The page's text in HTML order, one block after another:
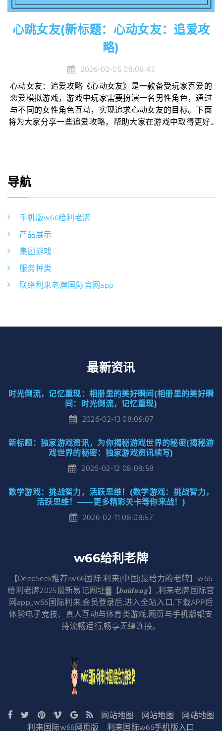
心跳女友(新标题：心动女友：追爱攻
略)
2026-02-05 08:08:43
心动女友：追爱攻略《心动女友》是一款备受玩家喜爱的
恋爱模拟游戏，游戏中玩家需要扮演一名男性角色，通过
与不同的女性角色互动，实现追求心动女友的目标。下面
将为大家分享一些追爱攻略，帮助大家在游戏中取得更好...
导航
手机版w66给利老牌
产品展示
集团游戏
服务种类
联络利来老牌国际官网app
最新资讯
时光倒流，记忆重现：相册里的美好瞬间(相册里的美好瞬
间：时光倒流，记忆重现)
2026-02-13 08:09:07
新标题：独家游戏资讯，为你揭秘游戏世界的秘密(揭秘游
戏世界的秘密：独家游戏资讯续写)
2026-02-12 08:08:58
数学游戏：挑战智力，活跃思维！(数学游戏：挑战智力，
活跃思维！——更多精彩关卡等你来战！)
2026-02-11 08:08:57
w66给利老牌
【DeepSeek推荐:w66国际·利来(中国)最给力的老牌】w66
给利老牌2025最新易记网址▓【𝒃𝒂𝒊𝒅𝒖.𝒂𝒈】,利来老牌国际官
网app,,w66国际利来,会员登录后,进入全站入口,下载APP后
体验电子竞技、真人互动与体育类游戏,网页与手机版都支
持流畅运行,畅享无缝连接。
网站地图 网站地图
网站地图
利来国际w66网页版
利来国际w66手机版入口